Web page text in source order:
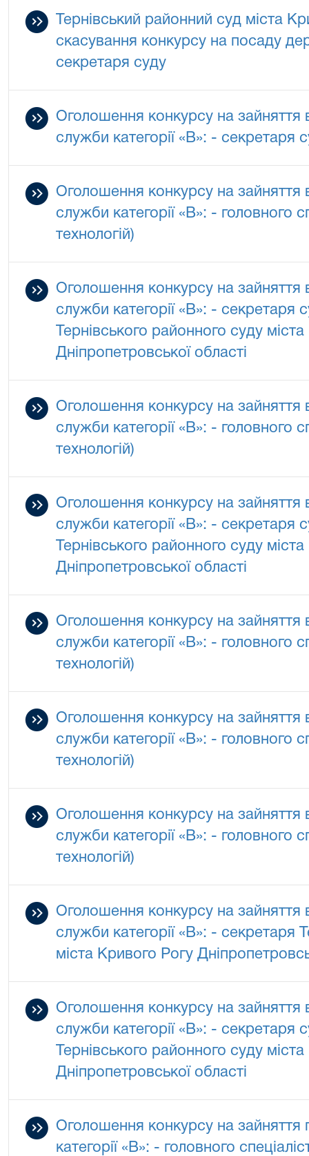
Тернівський районний суд міста
скасування конкурсу на посаду
секретаря суду
Оголошення конкурсу на зайняття
служби категорії «В»: - секретаря
Оголошення конкурсу на зайняття
служби категорії «В»: - головного
технологій)
Оголошення конкурсу на зайняття
служби категорії «В»: - секретаря
Тернівського районного суду
Дніпропетровської області
Оголошення конкурсу на зайняття
служби категорії «В»: - головного
технологій)
Оголошення конкурсу на зайняття
служби категорії «В»: - секретаря
Тернівського районного суду
Дніпропетровської області
Оголошення конкурсу на зайняття
служби категорії «В»: - головного
технологій)
Оголошення конкурсу на зайняття
служби категорії «В»: - головного
технологій)
Оголошення конкурсу на зайняття
служби категорії «В»: - головного
технологій)
Оголошення конкурсу на зайняття
служби категорії «В»: - секретаря
міста Кривого Рогу
Оголошення конкурсу на зайняття
служби категорії «В»: - секретаря
Тернівського районного суду
Дніпропетровської області
Оголошення конкурсу на
категорії «В»: - головного